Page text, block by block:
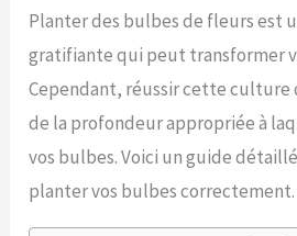
Planter des bulbes de fleurs est
gratifiante qui peut transformer
Cependant, réussir cette culture
de la profondeur appropriée à
vos bulbes. Voici un guide
planter vos bulbes correctement.